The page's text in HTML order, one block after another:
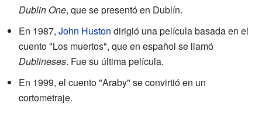
Dublin One, que se presentó en Dublín.
En 1987, John Huston dirigió una película basada en el
cuento "Los muertos", que en español se llamó
Dublineses. Fue su última película.
En 1999, el cuento "Araby" se convirtió en un
cortometraje.